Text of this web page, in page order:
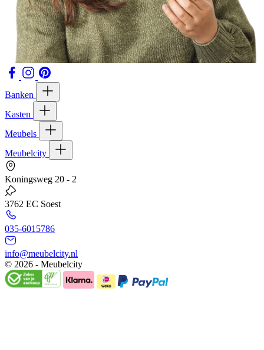
Banken
Kasten
Meubels
Meubelcity
Koningsweg 20 - 2
3762 EC Soest
035-6015786
info@meubelcity.nl
© 2026 - Meubelcity